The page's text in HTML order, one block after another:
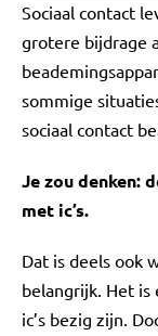
Sociaal contact
grotere bijdrage
sommige
sociaal contact
Je zou denken:
met ic’s.
Dat is deels ook
belangrijk. Het
ic’s bezig zijn.